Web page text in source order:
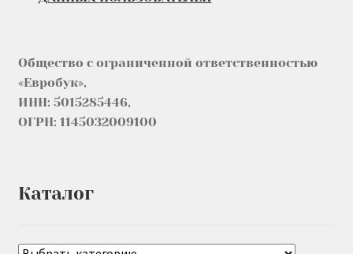
Общество с ограниченной ответственностью
«Евробук»,
ИНН: 5015285446,
ОГРН: 1145032009100
Каталог